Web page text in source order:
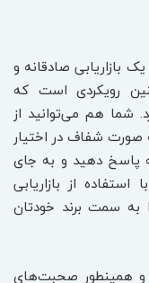
بازاریابی صادقانه و
رویکردی است که
شما هم می‌توانید از
صورت شفاف در اختیار
پاسخ دهید و به جای
از بازاریابی
به سمت برند خودتان
و همینطور صحبت‌های